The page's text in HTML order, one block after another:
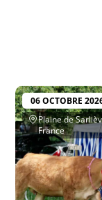
06 OCTOBRE
Plaine de
France